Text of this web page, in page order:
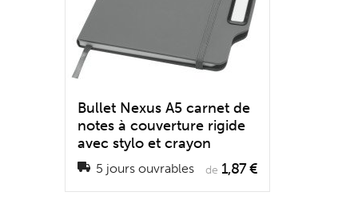
Bullet Nexus A5 carnet de
notes à couverture rigide
avec stylo et crayon
5 jours ouvrables de 1,87 €